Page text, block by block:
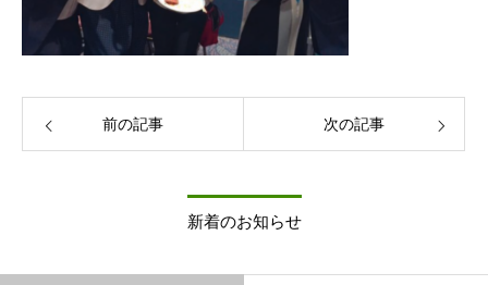
前の記事 次の記事
新着のお知らせ